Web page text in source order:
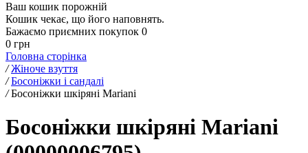
Ваш кошик порожній
Кошик чекає, що його наповнять.
Бажаємо приємних покупок 0
0 грн
Головна сторінка
/ Жіноче взуття
/ Босоніжки і сандалі
/ Босоніжки шкіряні Mariani
Босоніжки шкіряні Mariani